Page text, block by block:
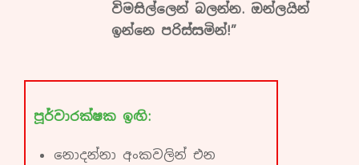
විමසිල්ලෙන් බලන්න. ඔන්ලයින්
ඉන්නෙ පරිස්සමින්!”
පූර්වාරක්ෂක ඉඟි:
නොදන්නා අංකවලින් එන